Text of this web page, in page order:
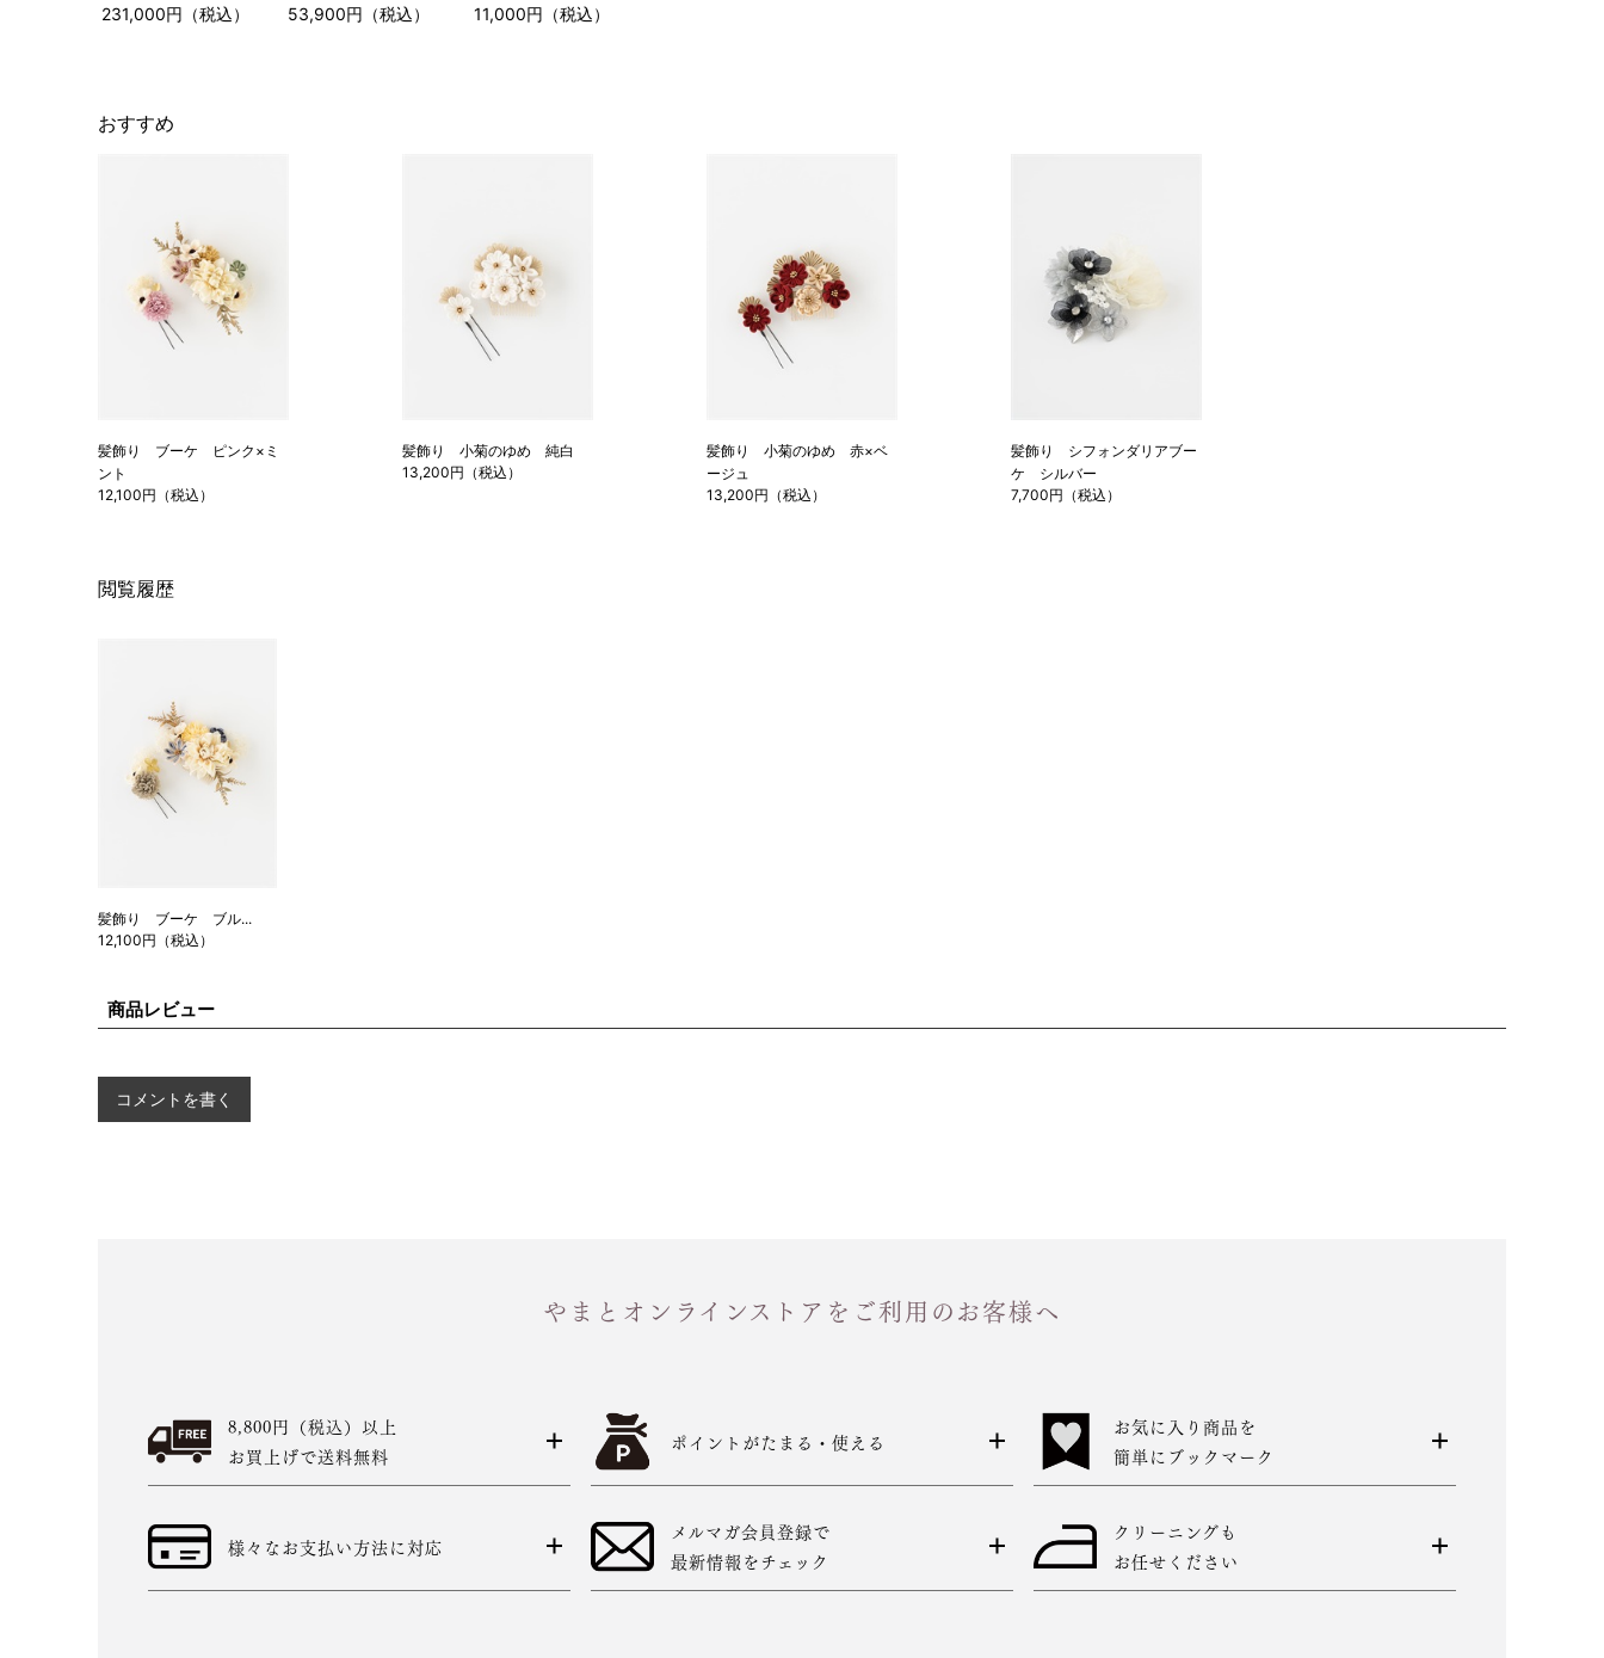
231,000円（税込）
53,900円（税込）
11,000円（税込）
おすすめ
髪飾り ブーケ ピンク×ミ
ント
12,100円（税込）
髪飾り 小菊のゆめ 純白
13,200円（税込）
髪飾り 小菊のゆめ 赤×ベ
ージュ
13,200円（税込）
髪飾り シフォンダリアブー
ケ シルバー
7,700円（税込）
閲覧履歴
髪飾り ブーケ ブル...
12,100円（税込）
商品レビュー
コメントを書く
やまとオンラインストアをご利用のお客様へ
8,800円（税込）以上
お買上げで送料無料
ポイントがたまる・使える
お気に入り商品を
簡単にブックマーク
様々なお支払い方法に対応
メルマガ会員登録で
最新情報をチェック
クリーニングも
お任せください